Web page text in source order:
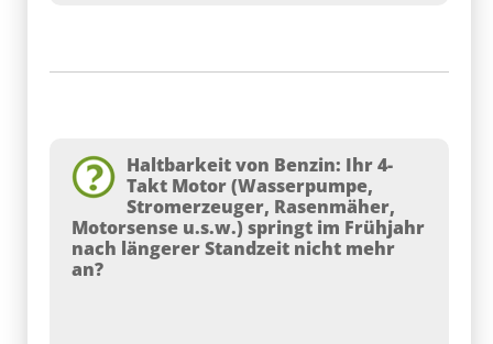
Haltbarkeit von Benzin: Ihr 4-
Takt Motor (Wasserpumpe,
Stromerzeuger, Rasenmäher,
Motorsense u.s.w.) springt im Frühjahr
nach längerer Standzeit nicht mehr
an?